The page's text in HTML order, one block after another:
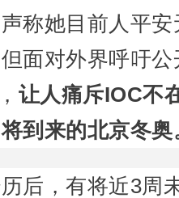
称她目前人平
面对外界呼吁
让人痛斥IOC不
到来的北京冬奥
后，有将近3周